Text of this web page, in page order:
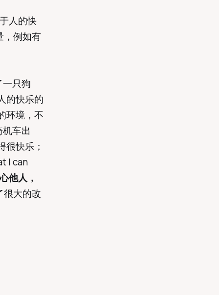
人的快
，例如有
只狗
的快乐的
环境，不
车出
快乐；
I can
他人，
很大的改